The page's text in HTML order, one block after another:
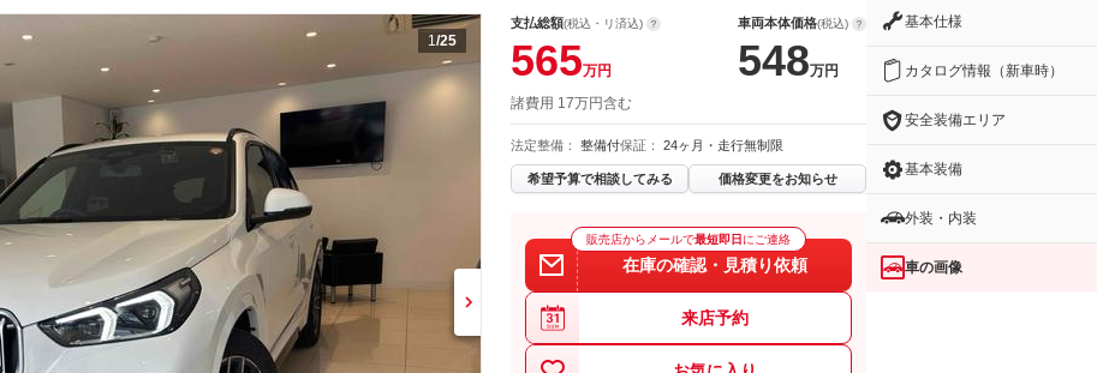
1/25
支払総額(税込・リ済込)
565万円
車両本体価格(税込)
548万円
諸費用 17万円含む
法定整備： 整備付保証： 24ヶ月・走行無制限
希望予算で相談してみる 価格変更をお知らせ
販売店からメールで最短即日 にご連絡
在庫の確認・見積り依頼
来店予約
基本仕様
カタログ情報（新車時）
安全装備エリア
基本装備
外装・内装
車の画像